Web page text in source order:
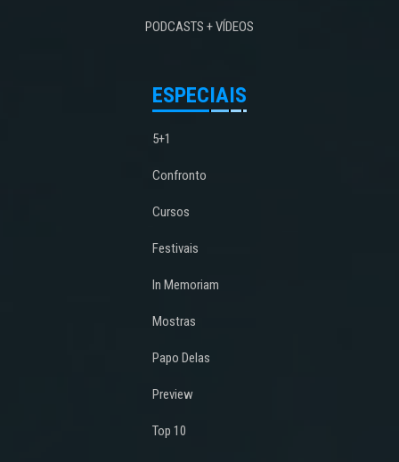
PODCASTS + VÍDEOS
ESPECIAIS
5+1
Confronto
Cursos
Festivais
In Memoriam
Mostras
Papo Delas
Preview
Top 10